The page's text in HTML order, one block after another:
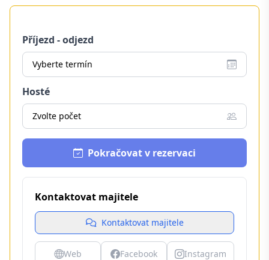
Příjezd - odjezd
Vyberte termín
Hosté
Zvolte počet
Pokračovat v rezervaci
Kontaktovat majitele
Kontaktovat majitele
Web Facebook Instagram